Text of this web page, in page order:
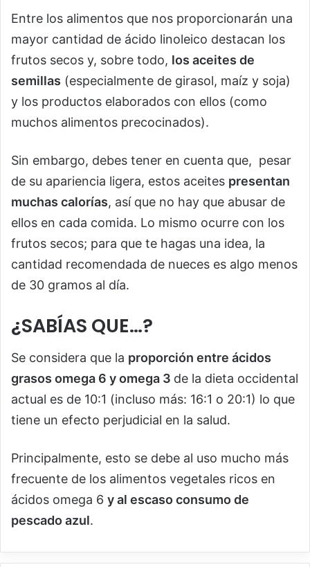
Entre los alimentos que nos proporcionarán una
mayor cantidad de ácido linoleico destacan los
frutos secos y, sobre todo, los aceites de
semillas (especialmente de girasol, maíz y soja)
y los productos elaborados con ellos (como
muchos alimentos precocinados).
Sin embargo, debes tener en cuenta que, pesar
de su apariencia ligera, estos aceites presentan
muchas calorías, así que no hay que abusar de
ellos en cada comida. Lo mismo ocurre con los
frutos secos; para que te hagas una idea, la
cantidad recomendada de nueces es algo menos
de 30 gramos al día.
¿SABÍAS QUE…?
Se considera que la proporción entre ácidos
grasos omega 6 y omega 3 de la dieta occidental
actual es de 10:1 (incluso más: 16:1 o 20:1) lo que
tiene un efecto perjudicial en la salud.
Principalmente, esto se debe al uso mucho más
frecuente de los alimentos vegetales ricos en
ácidos omega 6 y al escaso consumo de
pescado azul.